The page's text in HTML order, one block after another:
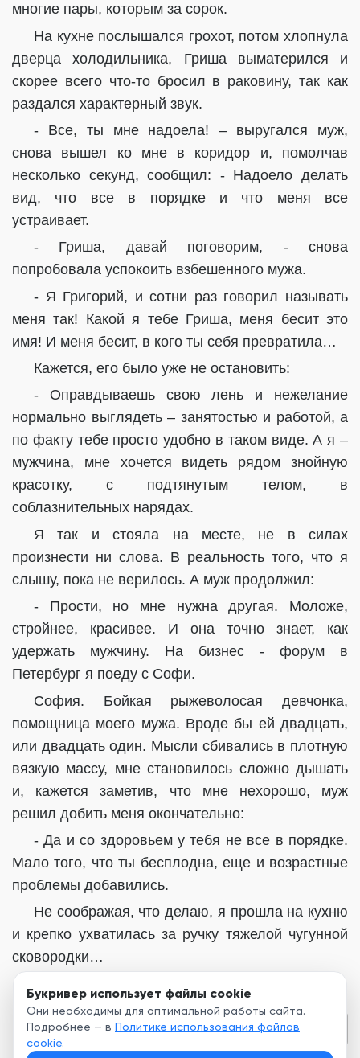
Букривер использует файлы cookie
Они необходимы для оптимальной работы сайта.
Подробнее — в Политике использования файлов
cookie.
многие пары, которым за сорок.
На кухне послышался грохот, потом хлопнула
дверца холодильника, Гриша выматерился и
скорее всего что-то бросил в раковину, так как
раздался характерный звук.
- Все, ты мне надоела! – выругался муж,
снова вышел ко мне в коридор и, помолчав
несколько секунд, сообщил: - Надоело делать
вид, что все в порядке и что меня все
устраивает.
- Гриша, давай поговорим, - снова
попробовала успокоить взбешенного мужа.
- Я Григорий, и сотни раз говорил называть
меня так! Какой я тебе Гриша, меня бесит это
имя! И меня бесит, в кого ты себя превратила…
Кажется, его было уже не остановить:
- Оправдываешь свою лень и нежелание
нормально выглядеть – занятостью и работой, а
по факту тебе просто удобно в таком виде. А я –
мужчина, мне хочется видеть рядом знойную
красотку, с подтянутым телом, в
соблазнительных нарядах.
Я так и стояла на месте, не в силах
произнести ни слова. В реальность того, что я
слышу, пока не верилось. А муж продолжил:
- Прости, но мне нужна другая. Моложе,
стройнее, красивее. И она точно знает, как
удержать мужчину. На бизнес - форум в
Петербург я поеду с Софи.
София. Бойкая рыжеволосая девчонка,
помощница моего мужа. Вроде бы ей двадцать,
или двадцать один. Мысли сбивались в плотную
вязкую массу, мне становилось сложно дышать
и, кажется заметив, что мне нехорошо, муж
решил добить меня окончательно:
- Да и со здоровьем у тебя не все в порядке.
Мало того, что ты бесплодна, еще и возрастные
проблемы добавились.
Не соображая, что делаю, я прошла на кухню
и крепко ухватилась за ручку тяжелой чугунной
сковородки…
Глава 2